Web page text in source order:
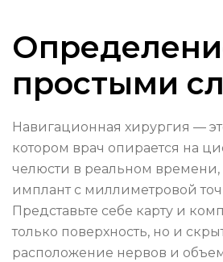
простыми
Навигационная хирургия —
котором врач опирается на
челюсти в реальном времени,
имплант с миллиметровой
Представьте себе карту и
только поверхность, но и
расположение нервов и